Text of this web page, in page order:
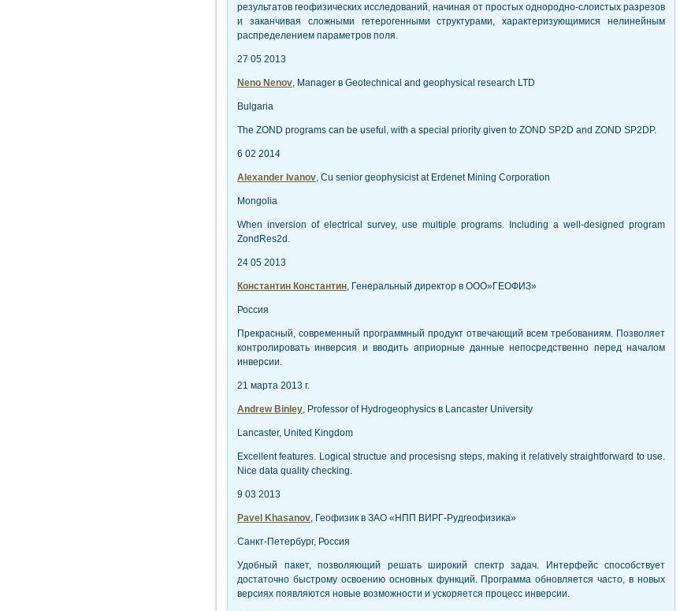
результатов геофизических исследований, начиная от простых однородно-слоистых разрезов
и заканчивая сложными гетерогенными структурами, характеризующимися нелинейным
распределением параметров поля.
27 05 2013
Neno Nenov, Manager в Geotechnical and geophysical research LTD
Bulgaria
The ZOND programs can be useful, with a special priority given to ZOND SP2D and ZOND SP2DP.
6 02 2014
Alexander Ivanov, Cu senior geophysicist at Erdenet Mining Corporation
Mongolia
When inversion of electrical survey, use multiple programs. Including a well-designed program
ZondRes2d.
24 05 2013
Константин Константин, Генеральный директор в ООО»ГЕОФИЗ»
Россия
Прекрасный, современный программный продукт отвечающий всем требованиям. Позволяет
контролировать инверсия и вводить априорные данные непосредственно перед началом
инверсии.
21 марта 2013 г.
Andrew Binley, Professor of Hydrogeophysics в Lancaster University
Lancaster, United Kingdom
Excellent features. Logical structue and procesisng steps, making it relatively straightforward to use.
Nice data quality checking.
9 03 2013
Pavel Khasanov, Геофизик в ЗАО «НПП ВИРГ-Рудгеофизика»
Санкт-Петербург, Россия
Удобный пакет, позволяющий решать широкий спектр задач. Интерфейс способствует
достаточно быстрому освоению основных функций. Программа обновляется часто, в новых
версиях появляются новые возможности и ускоряется процесс инверсии.